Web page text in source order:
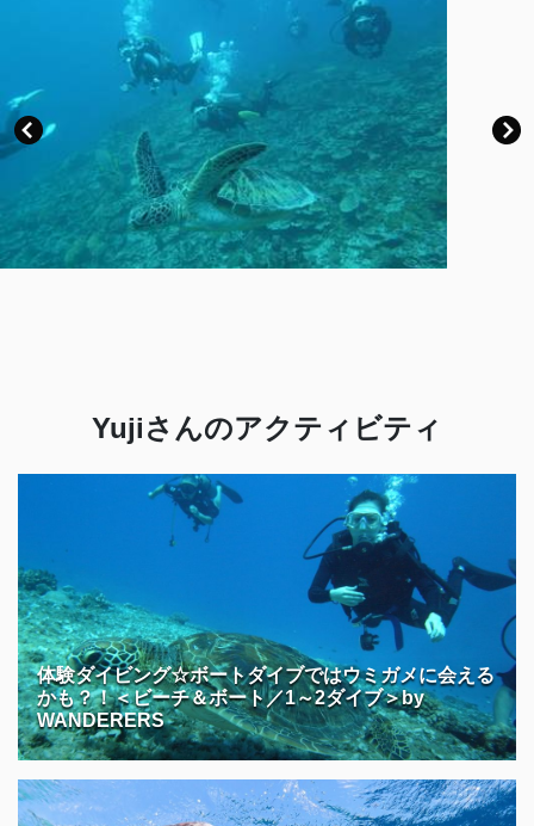
Yujiさんのアクティビティ
体験ダイビング☆ボートダイブではウミガメに会える
かも？！＜ビーチ＆ボート／1～2ダイブ＞by
WANDERERS